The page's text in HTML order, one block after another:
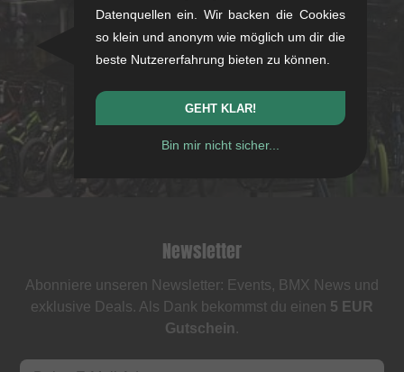
kunstform Stuttgart
Sa: 11-16
+49/711/21954890
stuttgart@kunstform.org
Newsletter
Abonniere unseren Newsletter: Events, BMX News und
exklusive Deals. Als Dank bekommst du einen 5 EUR
Gutschein.
Datenquellen ein. Wir backen die Cookies
so klein und anonym wie möglich um dir die
beste Nutzererfahrung bieten zu können.
GEHT KLAR!
Bin mir nicht sicher...